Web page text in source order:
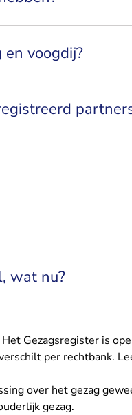
voogdij?
wat nu?
Gezagsregister is
per rechtbank.
over het gezag
gezag.